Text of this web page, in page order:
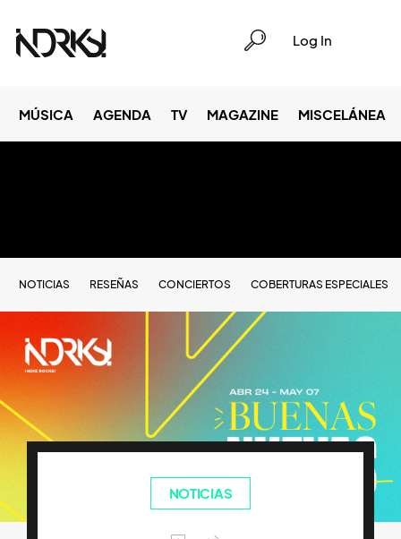
Log In
MÚSICA AGENDA TV MAGAZINE MISCELÁNEA
NOTICIAS RESEÑAS CONCIERTOS COBERTURAS ESPECIALES
NOTICIAS